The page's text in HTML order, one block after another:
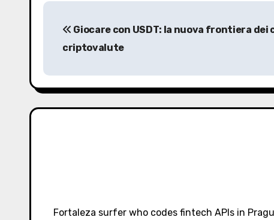
P
t
n
Giocare con USDT: la nuova frontiera dei
criptovalute
Fortaleza surfer who codes fintech APIs in